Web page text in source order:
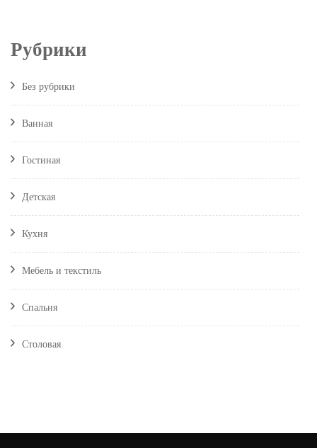
Рубрики
Без рубрики
Ванная
Гостиная
Детская
Кухня
Мебель и текстиль
Спальня
Столовая